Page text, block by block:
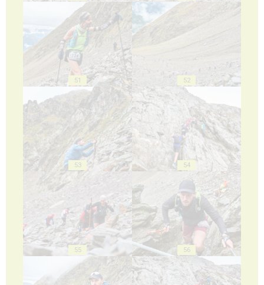
51 52
53 54
55 56